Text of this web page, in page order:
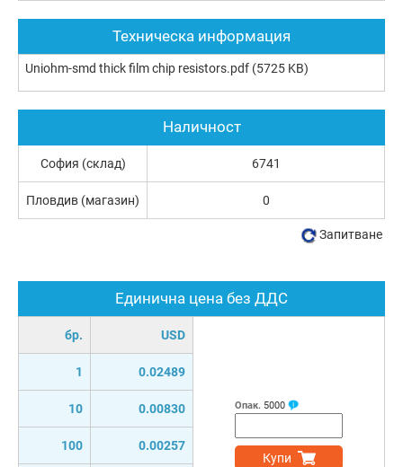
Техническа информация
Uniohm-smd thick film chip resistors.pdf (5725 KB)
Единична цена без ДДС
бр. USD
1 0.02489
10 0.00830
100 0.00257
Опак. 5000
Купи
Наличност
София (склад) 6741
Пловдив (магазин) 0
Запитване